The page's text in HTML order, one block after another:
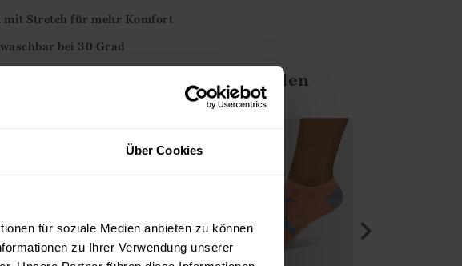
Über Cookies
für soziale Medien anbieten zu können
zu Ihrer Verwendung unserer
mit Stretch für mehr Komfort
bei 30 Grad
könnten Ihnen auch gefallen